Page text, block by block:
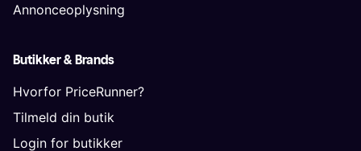
Annonceoplysning
Butikker & Brands
Hvorfor PriceRunner?
Tilmeld din butik
Login for butikker